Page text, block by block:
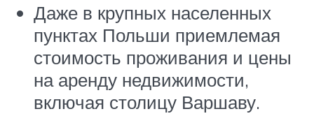
Даже в крупных населенных
пунктах Польши приемлемая
стоимость проживания и цены
на аренду недвижимости,
включая столицу Варшаву.